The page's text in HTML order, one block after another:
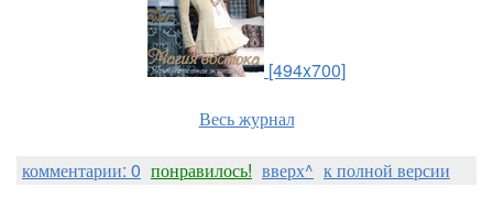
[494x700]
Весь журнал
комментарии: 0 понравилось! вверх^ к полной версии